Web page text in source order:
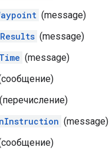
(message)
(message)
(message)
(перечисление)
(message)